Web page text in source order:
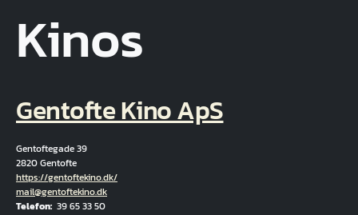
Kinos
Gentofte Kino ApS
Gentoftegade 39
2820 Gentofte
Hjemmeside
https://gentoftekino.dk/
E-Mail
mail@gentoftekino.dk
Telefon 39 65 33 50